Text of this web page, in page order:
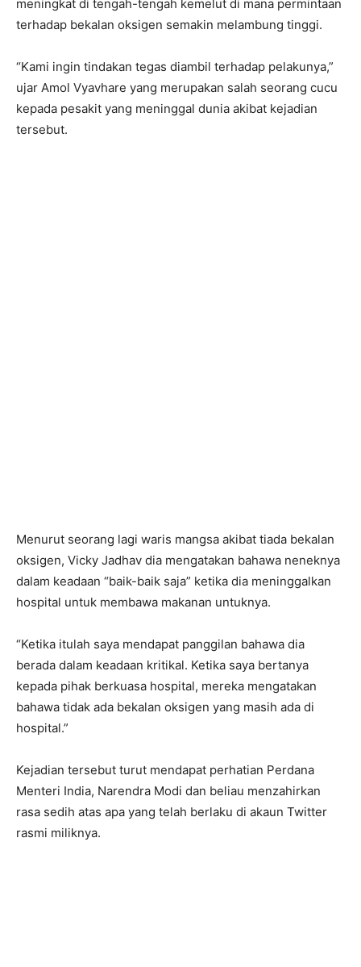
meningkat di tengah-tengah kemelut di mana permintaan
terhadap bekalan oksigen semakin melambung tinggi.
“Kami ingin tindakan tegas diambil terhadap pelakunya,”
ujar Amol Vyavhare yang merupakan salah seorang cucu
kepada pesakit yang meninggal dunia akibat kejadian
tersebut.
Menurut seorang lagi waris mangsa akibat tiada bekalan
oksigen, Vicky Jadhav dia mengatakan bahawa neneknya
dalam keadaan “baik-baik saja” ketika dia meninggalkan
hospital untuk membawa makanan untuknya.
“Ketika itulah saya mendapat panggilan bahawa dia
berada dalam keadaan kritikal. Ketika saya bertanya
kepada pihak berkuasa hospital, mereka mengatakan
bahawa tidak ada bekalan oksigen yang masih ada di
hospital.”
Kejadian tersebut turut mendapat perhatian Perdana
Menteri India, Narendra Modi dan beliau menzahirkan
rasa sedih atas apa yang telah berlaku di akaun Twitter
rasmi miliknya.